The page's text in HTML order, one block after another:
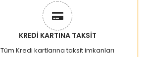
KREDİ KARTINA TAKSİT
Tüm Kredi kartlarına taksit imkanları